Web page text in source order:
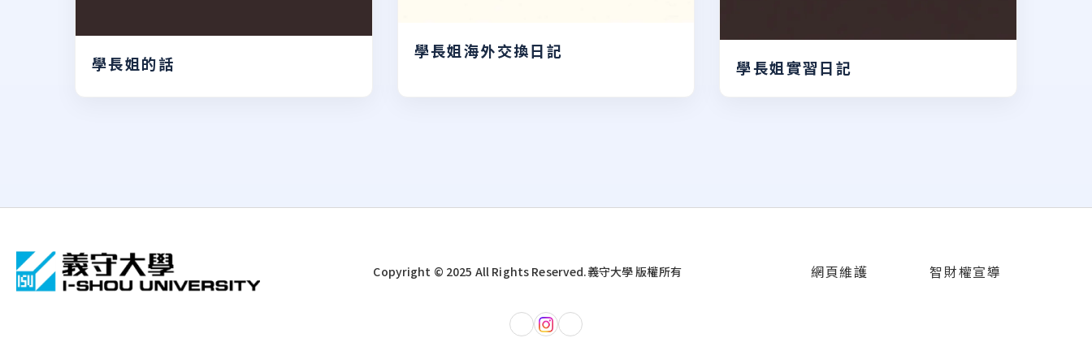
學長姐的話
學長姐海外交換日記
學長姐實習日記
Copyright © 2025 All Rights Reserved.義守大學 版權所有 網頁維護 智財權宣導